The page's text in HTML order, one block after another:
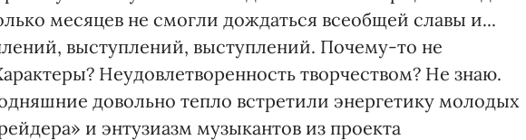
месяцев не смогли дождаться всеобщей славы и...
выступлений, выступлений. Почему-то не
Неудовлетворенность творчеством? Не знаю.
довольно тепло встретили энергетику молодых
и энтузиазм музыкантов из проекта